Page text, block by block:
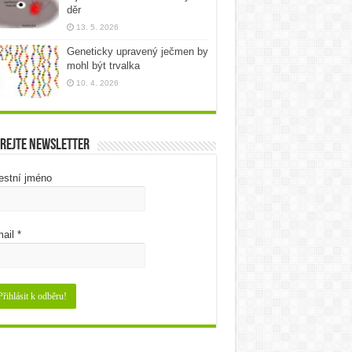
děr
13. 5. 2026
Geneticky upravený ječmen by
mohl být trvalka
10. 4. 2026
newsletter
jméno
*